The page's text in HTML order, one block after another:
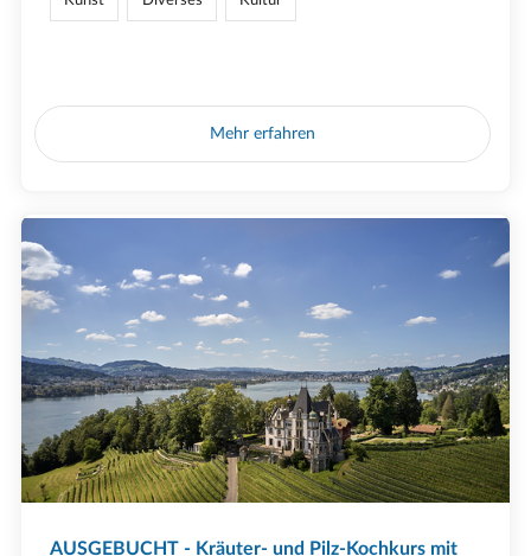
Mehr erfahren
AUSGEBUCHT - Kräuter- und Pilz-Kochkurs mit